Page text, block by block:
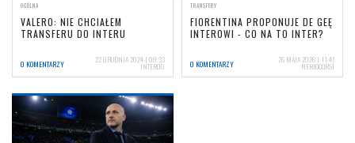
OGÓLNA
VALERO: NIE CHCIAŁEM
TRANSFERU DO INTERU
0 KOMENTARZY 22 GRUDNIA 2024 | 09:33
INTER00
TRANSFERY
FIORENTINA PROPONUJE DE GEĘ
INTEROWI - CO NA TO INTER?
0 KOMENTARZY 26 MAJA 2026 | 11:47
NERIOCORSI